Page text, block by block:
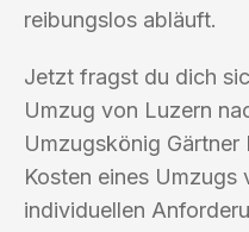
reibungslos abläuft.
Jetzt fragst du dich
Umzug von Luzern
Umzugskönig Gärtner
Kosten eines Umzugs
individuellen